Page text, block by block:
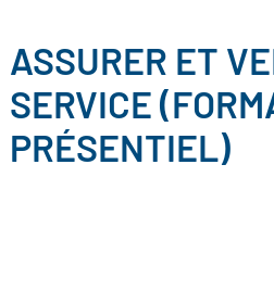
ASSURER ET
SERVICE
PRÉSENTIEL)